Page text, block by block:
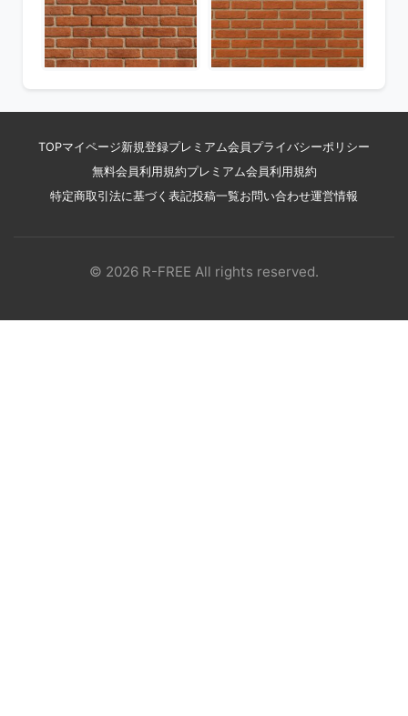
TOPマイページ新規登録プレミアム会員 プライバシーポリシー
無料会員利用規約プレミアム会員利用規約
特定商取引法に基づく表記投稿一覧お問い合わせ運営情報
© 2026 R-FREE All rights reserved.